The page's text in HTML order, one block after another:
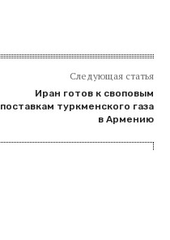
Следующая статья
Иран готов к своповым
поставкам туркменского газа
в Армению